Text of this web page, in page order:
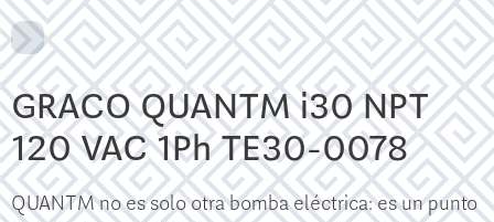
GRACO QUANTM i30 NPT
120 VAC 1Ph TE30-0078
QUANTM no es solo otra bomba eléctrica: es un punto